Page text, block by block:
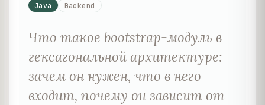
Java Backend
Что такое bootstrap-модуль в
гексагональной архитектуре:
зачем он нужен, что в него
входит, почему он зависит от